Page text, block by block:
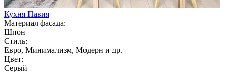
Кухня Павия
Материал фасада:
Шпон
Стиль:
Евро, Минимализм, Модерн и др.
Цвет:
Серый